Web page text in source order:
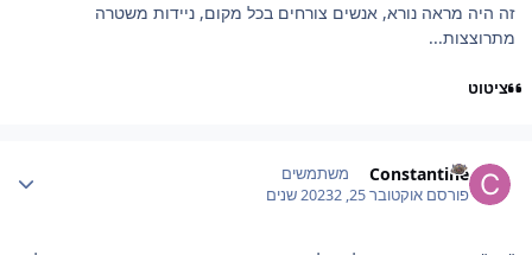
זה היה מראה נורא, אנשים צורחים בכל מקום, ניידות משטרה
מתרוצצות...
ציטוט
Constantine משתמשים
פורסםאוקטובר 25, 2023 2 שנים